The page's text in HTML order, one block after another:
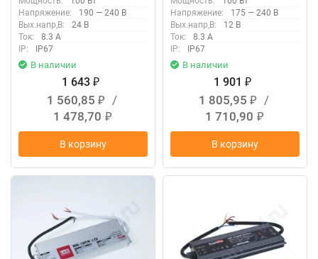
Напряжение:
190 — 240 В
Вых.напр,В:
24 В
Ток:
8.3 А
IP:
IP67
В наличии
1 643 ₽
1 560,85 ₽
/
1 478,70 ₽
В корзину
Напряжение:
175 — 240 В
Вых.напр,В:
12 В
Ток:
8.3 А
IP:
IP67
В наличии
1 901 ₽
1 805,95 ₽
/
1 710,90 ₽
В корзину